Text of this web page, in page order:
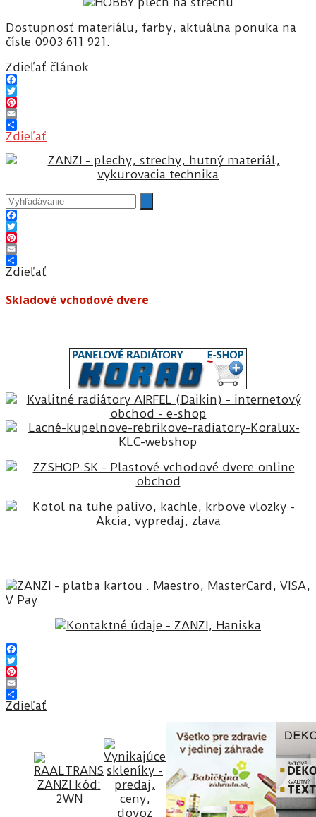
Dostupnosť materiálu, farby, aktuálna ponuka na
čísle 0903 611 921.
Zdieľať článok
Facebook
Twitter
Pinterest
Email
Zdieľať
Facebook
Twitter
Pinterest
Email
Zdieľať
Skladové vchodové dvere
Facebook
Twitter
Pinterest
Email
Zdieľať